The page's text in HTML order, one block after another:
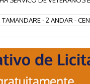
- 2 ANDAR -